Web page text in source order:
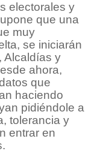
electorales y
que una
muy
se iniciarán
Alcaldías y
ahora,
que
haciendo
pidiéndole a
tolerancia y
entrar en